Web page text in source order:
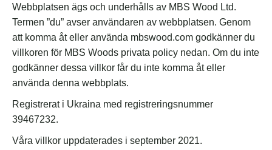
Webbplatsen ägs och underhålls av MBS Wood Ltd.
Termen ”du” avser användaren av webbplatsen. Genom
att komma åt eller använda mbswood.com godkänner du
villkoren för MBS Woods privata policy nedan. Om du inte
godkänner dessa villkor får du inte komma åt eller
använda denna webbplats.
Registrerat i Ukraina med registreringsnummer
39467232.
Våra villkor uppdaterades i september 2021.